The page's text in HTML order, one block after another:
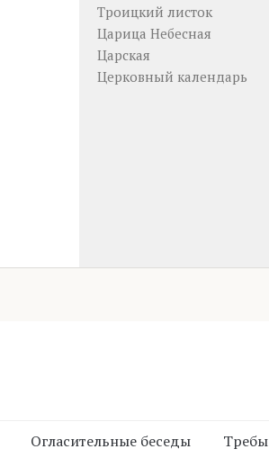
Троицкий листок
Царица Небесная
Царская
Церковный календарь
Огласительные беседы Требы